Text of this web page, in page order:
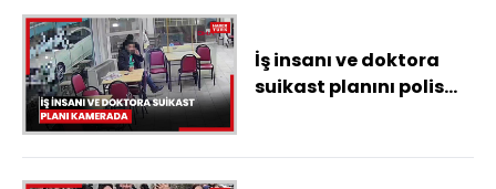
İş insanı ve doktora
suikast planını polis
anları kamerada